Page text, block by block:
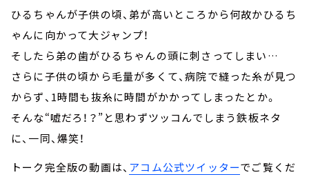
ひるちゃんが子供の頃、弟が高いところから何故かひるち
ゃんに向かって大ジャンプ！
そしたら弟の歯がひるちゃんの頭に刺さってしまい…
さらに子供の頃から毛量が多くて、病院で縫った糸が見つ
からず、1時間も抜糸に時間がかかってしまったとか。
そんな“嘘だろ！？”と思わずツッコんでしまう鉄板ネタ
に、一同、爆笑！
トーク完全版の動画は、 アコム公式ツイッターでご覧くだ